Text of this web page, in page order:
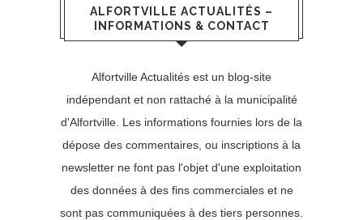
ALFORTVILLE ACTUALITÉS –
INFORMATIONS & CONTACT
Alfortville Actualités est un blog-site
indépendant et non rattaché à la municipalité
d'Alfortville. Les informations fournies lors de la
dépose des commentaires, ou inscriptions à la
newsletter ne font pas l'objet d'une exploitation
des données à des fins commerciales et ne
sont pas communiquées à des tiers personnes.